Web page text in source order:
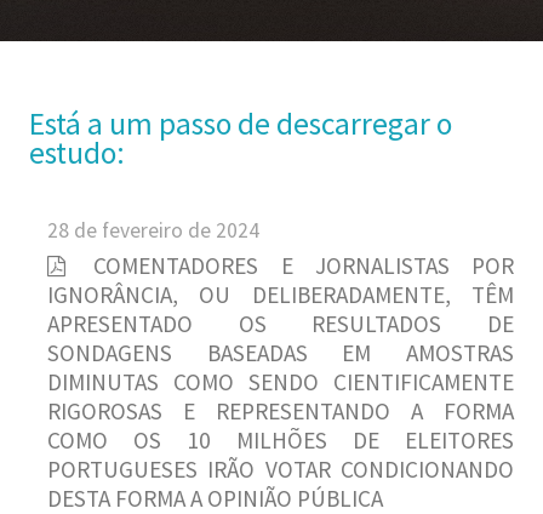
Está a um passo de descarregar o
estudo:
28 de fevereiro de 2024
COMENTADORES E JORNALISTAS POR
IGNORÂNCIA, OU DELIBERADAMENTE, TÊM
APRESENTADO OS RESULTADOS DE
SONDAGENS BASEADAS EM AMOSTRAS
DIMINUTAS COMO SENDO CIENTIFICAMENTE
RIGOROSAS E REPRESENTANDO A FORMA
COMO OS 10 MILHÕES DE ELEITORES
PORTUGUESES IRÃO VOTAR CONDICIONANDO
DESTA FORMA A OPINIÃO PÚBLICA